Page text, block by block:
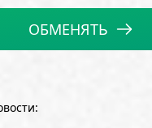
ОБМЕНЯТЬ